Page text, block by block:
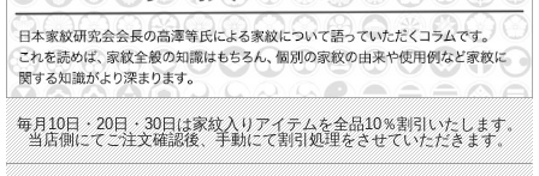
毎月10日・20日・30日は家紋入りアイテムを全品10％割引いたします。
当店側にてご注文確認後、手動にて割引処理をさせていただきます。